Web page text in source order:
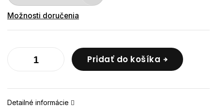
Možnosti doručenia
Pridať do košíka
Detailné informácie